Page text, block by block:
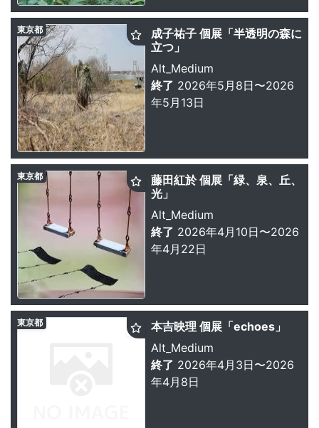
成子祐子 個展「半透明の森に
立つ」
Alt_Medium
終了 2026年5月8日〜2026
年5月13日
東京都
藤田紅於 個展「緑、泉、丘、
光」
Alt_Medium
終了 2026年4月10日〜2026
年4月22日
東京都
本吉映理 個展「echoes」
Alt_Medium
終了 2026年4月3日〜2026
年4月8日
東京都